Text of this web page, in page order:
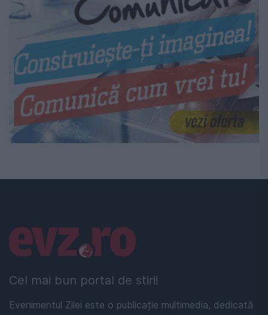
Cel mai bun portal de stiri!
Evenimentul Zilei este o publicație multimedia, dedicată
Linkuri utile